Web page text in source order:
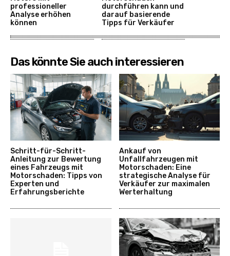
professioneller
Analyse erhöhen
können
durchführen kann und
darauf basierende
Tipps für Verkäufer
Das könnte Sie auch interessieren
Schritt-für-Schritt-
Anleitung zur Bewertung
eines Fahrzeugs mit
Motorschaden: Tipps von
Experten und
Erfahrungsberichte
Ankauf von
Unfallfahrzeugen mit
Motorschaden: Eine
strategische Analyse für
Verkäufer zur maximalen
Werterhaltung